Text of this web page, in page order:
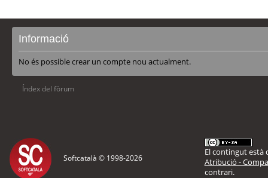
Informació
No és possible crear un compte nou actualment.
Índex del fòrum
Softcatalà © 1998-2026
El contingut està
Atribució -
contrari.